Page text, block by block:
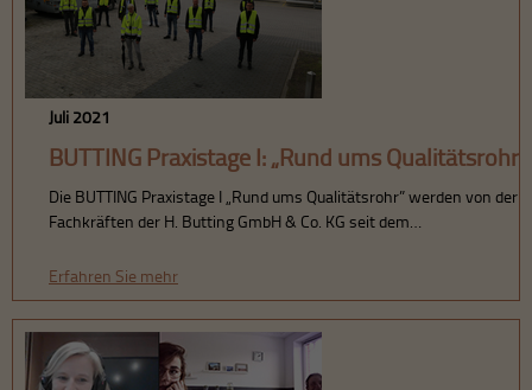
Juli 2021
BUTTING Praxistage I: „Rund ums Qualitätsrohr”
Die BUTTING Praxistage I „Rund ums Qualitätsrohr” werden von der
Fachkräften der H. Butting GmbH & Co. KG seit dem…
Erfahren Sie mehr